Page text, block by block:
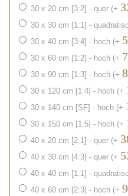
30 x 20 cm [3:2] - quer (+
30 x 30 cm [1:1] -
30 x 40 cm [3:4] - hoch (+
30 x 60 cm [1:2] - hoch (+
30 x 90 cm [1:3] - hoch (+
30 x 120 cm [1:4] - hoch (+
30 x 140 cm [SF] - hoch (+
30 x 150 cm [1:5] - hoch (+
40 x 20 cm [2:1] - quer (+
40 x 30 cm [4:3] - quer (+
40 x 40 cm [1:1] -
40 x 60 cm [2:3] - hoch (+